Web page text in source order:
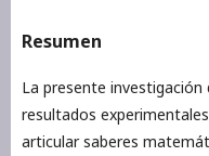
Resumen
La presente
resultados
articular saberes